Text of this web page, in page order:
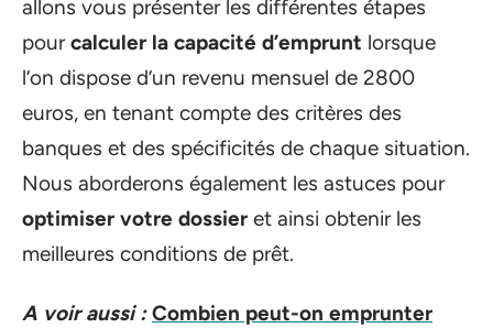
allons vous présenter les différentes étapes
pourcalculer la capacité d’emprunt lorsque
l’on dispose d’un revenu mensuel de 2800
euros, en tenant compte des critères des
banques et des spécificités de chaque situation.
Nous aborderons également les astuces pour
optimiser votre dossier et ainsi obtenir les
meilleures conditions de prêt.
A voir aussi : Combien peut-on emprunter